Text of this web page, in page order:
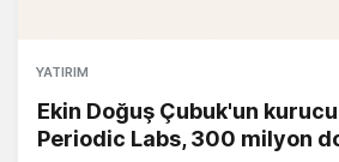
YATIRIM
Ekin Doğuş Çubuk'un
Periodic Labs, 300 milyon